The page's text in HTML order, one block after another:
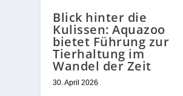
Blick hinter die
Kulissen: Aquazoo
bietet Führung zur
Tierhaltung im
Wandel der Zeit
30. April 2026